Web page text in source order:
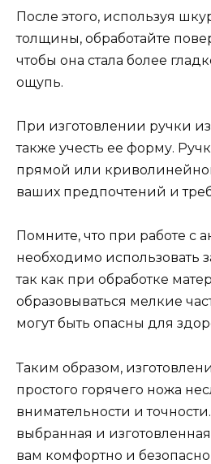
После этого, используя
толщины, обработайте
чтобы она стала более
ощупь.
При изготовлении ручки
также учесть ее форму.
прямой или
ваших предпочтений и
Помните, что при работе с
необходимо использовать
так как при обработке
образовываться мелкие
могут быть опасны для
Таким образом,
простого горячего ножа
внимательности и
выбранная и
вам комфортно и безопасно